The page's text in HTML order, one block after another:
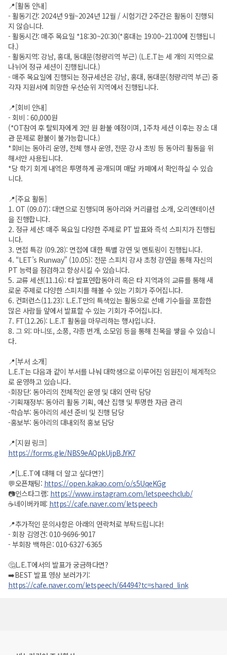
📍[활동 안내]
- 활동기간: 2024년 9월~2024년 12월 / 시험기간 2주간은 활동이 진행되
지 않습니다.
- 활동시간: 매주 목요일 *18:30~20:30(*홍대는 19:00~21:00에 진행됩니
다.)
- 활동지역: 강남, 홍대, 동대문(청량리역 부근) (L.E.T는 세 개의 지역으로
나뉘어 정규 세션이 진행됩니다.)
- 매주 목요일에 진행되는 정규세션은 강남, 홍대, 동대문(청량리역 부근) 중
각자 지원서에 희망한 우선순위 지역에서 진행됩니다.
📍[회비 안내]
- 회비 : 60,000원
(*OT참여 후 탈퇴자에게 3만 원 환불 예정이며, 1주차 세션 이후는 장소 대
관 문제로 환불이 불가능합니다.)
*회비는 동아리 운영, 전체 행사 운영, 전문 강사 초빙 등 동아리 활동을 위
해서만 사용됩니다.
*당 학기 회계 내역은 투명하게 공개되며 매달 카페에서 확인하실 수 있습
니다.
📍[주요 활동]
1. OT (09.07): 대면으로 진행되며 동아리와 커리큘럼 소개, 오리엔테이션
을 진행합니다.
2. 정규 세션: 매주 목요일 다양한 주제로 PT 발표와 즉석 스피치가 진행됩
니다.
3. 면접 특강 (09.28): 면접에 대한 특별 강연 및 멘토링이 진행됩니다.
4. “LET’s Runway” (10.05): 전문 스피치 강사 초청 강연을 통해 자신의
PT 능력을 점검하고 향상시킬 수 있습니다.
5. 교류 세션(11.16): 타 발표연합동아리 혹은 타 지역과의 교류를 통해 새
로운 주제로 다양한 스피치를 해볼 수 있는 기회가 주어집니다.
6. 컨퍼런스(11.23): L.E.T만의 특색있는 활동으로 선배 기수들을 포함한
많은 사람들 앞에서 발표할 수 있는 기회가 주어집니다.
7. FT(12.26): L.E.T 활동을 마무리하는 행사입니다.
8. 그 외: 마니또, 소풍, 각종 번개, 소모임 등을 통해 친목을 쌓을 수 있습니
다.
📍[부서 소개]
L.E.T는 다음과 같이 부서를 나눠 대학생으로 이루어진 임원진이 체계적으
로 운영하고 있습니다.
-회장단: 동아리의 전체적인 운영 및 대외 연락 담당
-기획재정부: 동아리 활동 기획, 예산 집행 및 투명한 자금 관리
-학습부: 동아리의 세션 준비 및 진행 담당
-홍보부: 동아리의 대내외적 홍보 담당
📍[지원 링크]
https://forms.gle/NBS9eAQpkUjpBJYK7
📍[L.E.T에 대해 더 알고 싶다면?]
💬오픈채팅: https://open.kakao.com/o/s5UqeKGg
📷인스타그램: https://www.instagram.com/letspeechclub/
☕️네이버카페: https://cafe.naver.com/letspeech
📍추가적인 문의사항은 아래의 연락처로 부탁드립니다!
- 회장 김영건: 010-9696-9017
- 부회장 백하은: 010-6327-6365
🤔L.E.T에서의 발표가 궁금하다면?
➡️BEST 발표 영상 보러가기:
https://cafe.naver.com/letspeech/64494?tc=shared_link